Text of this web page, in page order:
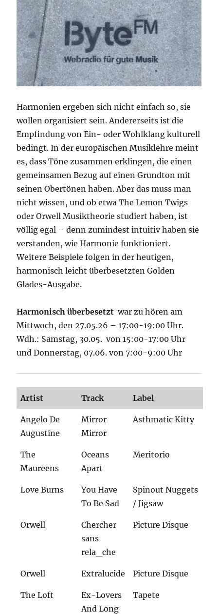
Harmonien ergeben sich nicht einfach so, sie
wollen organisiert sein. Andererseits ist die
Empfindung von Ein- oder Wohlklang kulturell
bedingt. In der europäischen Musiklehre meint
es, dass Töne zusammen erklingen, die einen
gemeinsamen Bezug auf einen Grundton mit
seinen Obertönen haben. Aber das muss man
nicht wissen, und ob etwa The Lemon Twigs
oder Orwell Musiktheorie studiert haben, ist
völlig egal – denn zumindest intuitiv haben sie
verstanden, wie Harmonie funktioniert.
Weitere Beispiele folgen in der heutigen,
harmonisch leicht überbesetzten Golden
Glades-Ausgabe.
Harmonisch überbesetzt war zu hören am
Mittwoch, den 27.05.26 – 17:00-19:00 Uhr.
Wdh.: Samstag, 30.05. von 15:00-17:00 Uhr
und Donnerstag, 07.06. von 7:00-9:00 Uhr
Artist Track Label
Angelo De
Augustine
Mirror
Mirror
Asthmatic Kitty
The
Maureens
Oceans
Apart
Meritorio
Love Burns
You Have
To Be Sad
Spinout Nuggets
/ Jigsaw
Orwell
Chercher
sans
rela_che
Picture Disque
Orwell Extralucide Picture Disque
The Loft
Ex-Lovers
And Long
Tapete